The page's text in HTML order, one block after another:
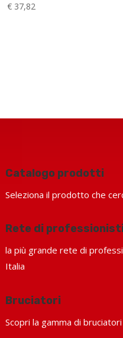
€ 37,82
Catalogo prodotti
Seleziona il prodotto che
Rete di
la più grande rete di
Italia
Bruciatori
Scopri la gamma di